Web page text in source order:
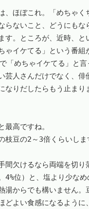
、ほぼこれ。「めちゃく
らないこと、どうにもな
。ところが、近時、と
ゃイケてる」という番
めちゃイケてる」と言
芸人さんだけでなく、俳
りだしたらもう止まり
高ですね。
枝豆の2～3倍くらいし
間欠けるなら両端を切り
位）と、塩より少なめ
湯からでも構いません。
どよい食感になるように